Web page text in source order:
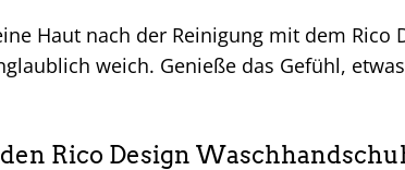
Haut nach der Reinigung mit dem Rico
weich. Genieße das Gefühl,
Rico Design